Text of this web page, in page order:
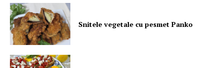
Snitele vegetale cu pesmet Panko